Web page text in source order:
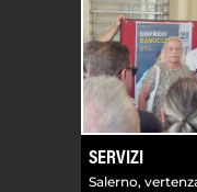
SERVIZI
Salerno,